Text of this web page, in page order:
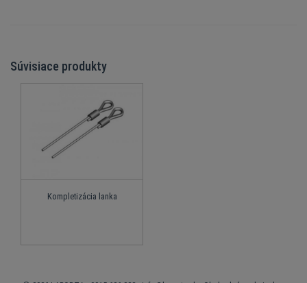
Súvisiace produkty
Kompletizácia lanka